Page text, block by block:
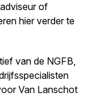
of
hier verder te
van de NGFB,
Van Lanschot